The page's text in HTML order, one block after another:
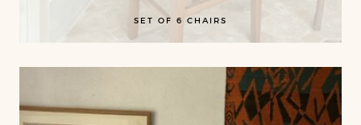
SET OF 6 CHAIRS